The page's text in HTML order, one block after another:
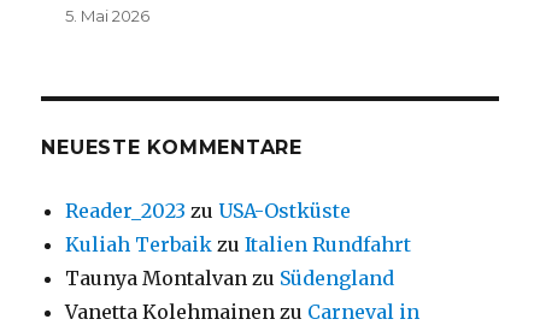
5. Mai 2026
NEUESTE KOMMENTARE
Reader_2023 zuUSA-Ostküste
Kuliah Terbaik zuItalien Rundfahrt
Taunya Montalvan zu Südengland
Vanetta Kolehmainen zu Carneval in